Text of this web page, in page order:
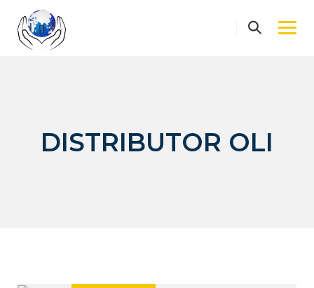
content
DISTRIBUTOR OLI